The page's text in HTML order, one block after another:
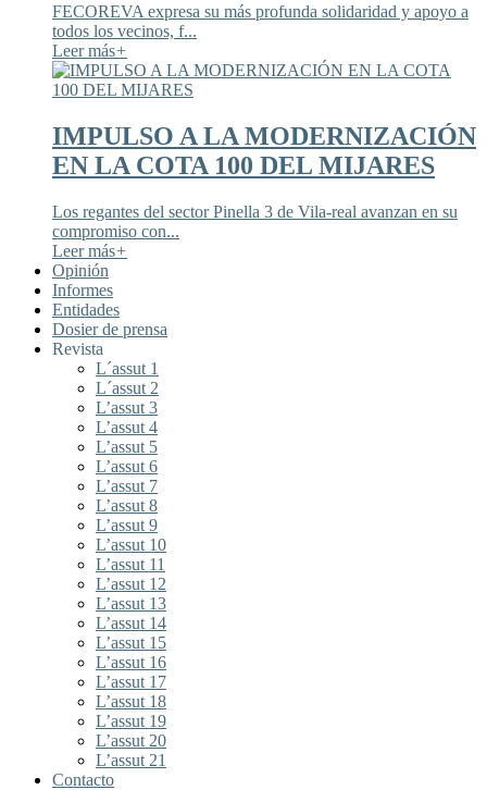
FECOREVA expresa su más profunda solidaridad y apoyo a
todos los vecinos, f...
Leer más+
IMPULSO A LA MODERNIZACIÓN
EN LA COTA 100 DEL MIJARES
Los regantes del sector Pinella 3 de Vila-real avanzan en su
compromiso con...
Leer más+
Opinión
Informes
Entidades
Dosier de prensa
Revista
L´assut 1
L´assut 2
L’assut 3
L’assut 4
L’assut 5
L’assut 6
L’assut 7
L’assut 8
L’assut 9
L’assut 10
L’assut 11
L’assut 12
L’assut 13
L’assut 14
L’assut 15
L’assut 16
L’assut 17
L’assut 18
L’assut 19
L’assut 20
L’assut 21
Contacto